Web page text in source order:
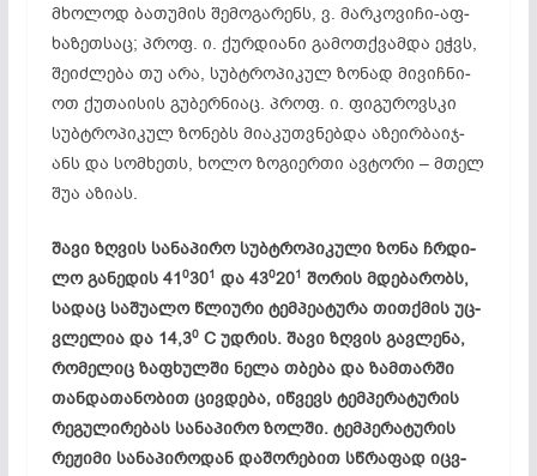
მხო­ლოდ ბა­თუ­მის შემოგარენს, ვ. მარ­კო­ვი­ჩი-აფ­
ხაზეთსაც; პროფ. ი. ქურ­დი­ა­ნი გამოთ­ქვამ­და ეჭვს,
შე­იძ­ლე­ბა თუ არა, სუბ­ტრო­პი­კულ ზო­ნად მი­ვიჩ­ნი­
ოთ ქუ­თა­ის­ის გუ­ბერ­ნი­აც. პროფ. ი. ფი­გუ­როვ­სკი
სუბ­ტრო­პი­კულ ზო­ნებს მი­აკ­უთვნე­ბ­­­და აზ­ე­ირ­ბა­იჯ­
ანს და სომ­ხეთს, ხო­ლო ზო­გი­ერ­თი ავ­ტო­რი – მთელ
შუა აზ­ი­ას.
შა­ვი ზღვის სა­ნა­პი­რო სუბ­ტრო­პი­კუ­ლი ზონა ჩრ­დი­­
ლო გა­ნე­დის 410301 და 430201 შო­რის მდე­ბა­რობს,
სა­დაც სა­შუ­ა­ლო წლი­უ­რი ტემ­პე­ატუ­რა თით­ქმის უც­
ვლე­ლია და 14,30С უდ­რის. შა­ვი ზღვის გავ­ლე­ნა,
რო­მე­ლიც ზაფ­ხულ­ში ნე­ლა თბე­ბა და ზამ­თარ­ში
თან­და­თა­ნო­ბით ცივ­დე­ბა, იწვე­ვს ტემ­პე­რა­ტუ­რის
რე­გუ­ლი­რე­ბას სა­ნა­პი­რო ზოლ­ში. ტემ­პე­რა­­ტუ­რის
რე­ჟი­მი სა­ნა­პი­რო­დან და­შო­რე­ბით სწრა­ფად იც­ვ­